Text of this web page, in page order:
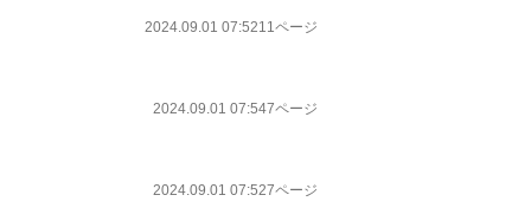
2024.09.01 07:5211ページ
2024.09.01 07:547ページ
2024.09.01 07:527ページ